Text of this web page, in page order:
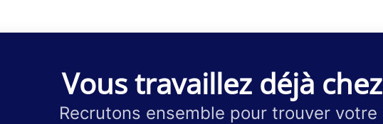
Vous travaillez déjà
Recrutons ensemble pour trouver